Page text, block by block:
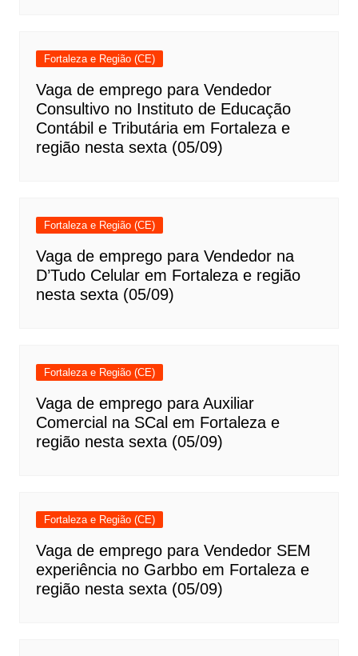
Fortaleza e Região (CE)
Vaga de emprego para Vendedor
Consultivo no Instituto de Educação
Contábil e Tributária em Fortaleza e
região nesta sexta (05/09)
Fortaleza e Região (CE)
Vaga de emprego para Vendedor na
D’Tudo Celular em Fortaleza e região
nesta sexta (05/09)
Fortaleza e Região (CE)
Vaga de emprego para Auxiliar
Comercial na SCal em Fortaleza e
região nesta sexta (05/09)
Fortaleza e Região (CE)
Vaga de emprego para Vendedor SEM
experiência no Garbbo em Fortaleza e
região nesta sexta (05/09)